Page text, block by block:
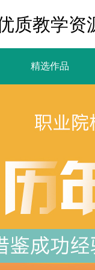
质教学资
精选作品